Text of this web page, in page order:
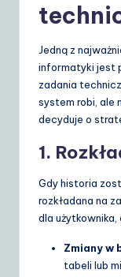
Jedną z
informatyki jest
zadania
system robi, ale
decyduje o
1.
Gdy historia
rozkładana na
dla użytkownika,
Zmiany w
tabeli lub